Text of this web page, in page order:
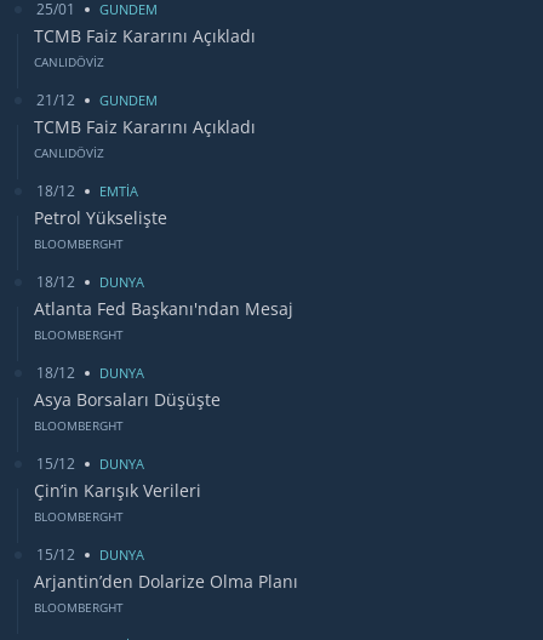
25/01 GUNDEM
TCMB Faiz Kararını Açıkladı
CANLIDÖVİZ
21/12 GUNDEM
TCMB Faiz Kararını Açıkladı
CANLIDÖVİZ
18/12 EMTİA
Petrol Yükselişte
BLOOMBERGHT
18/12 DUNYA
Atlanta Fed Başkanı'ndan Mesaj
BLOOMBERGHT
18/12 DUNYA
Asya Borsaları Düşüşte
BLOOMBERGHT
15/12 DUNYA
Çin’in Karışık Verileri
BLOOMBERGHT
15/12 DUNYA
Arjantin’den Dolarize Olma Planı
BLOOMBERGHT